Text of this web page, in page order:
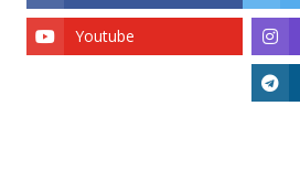
Youtube